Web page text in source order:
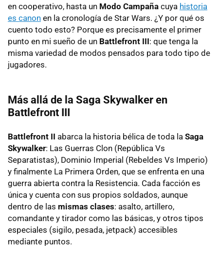
en cooperativo, hasta un Modo Campaña cuya historia
es canon en la cronología de Star Wars. ¿Y por qué os
cuento todo esto? Porque es precisamente el primer
punto en mi sueño de un Battlefront III: que tenga la
misma variedad de modos pensados para todo tipo de
jugadores.
Más allá de la Saga Skywalker en
Battlefront III
Battlefront II abarca la historia bélica de toda la Saga
Skywalker: Las Guerras Clon (República Vs
Separatistas), Dominio Imperial (Rebeldes Vs Imperio)
y finalmente La Primera Orden, que se enfrenta en una
guerra abierta contra la Resistencia. Cada facción es
única y cuenta con sus propios soldados, aunque
dentro de las mismas clases: asalto, artillero,
comandante y tirador como las básicas, y otros tipos
especiales (sigilo, pesada, jetpack) accesibles
mediante puntos.